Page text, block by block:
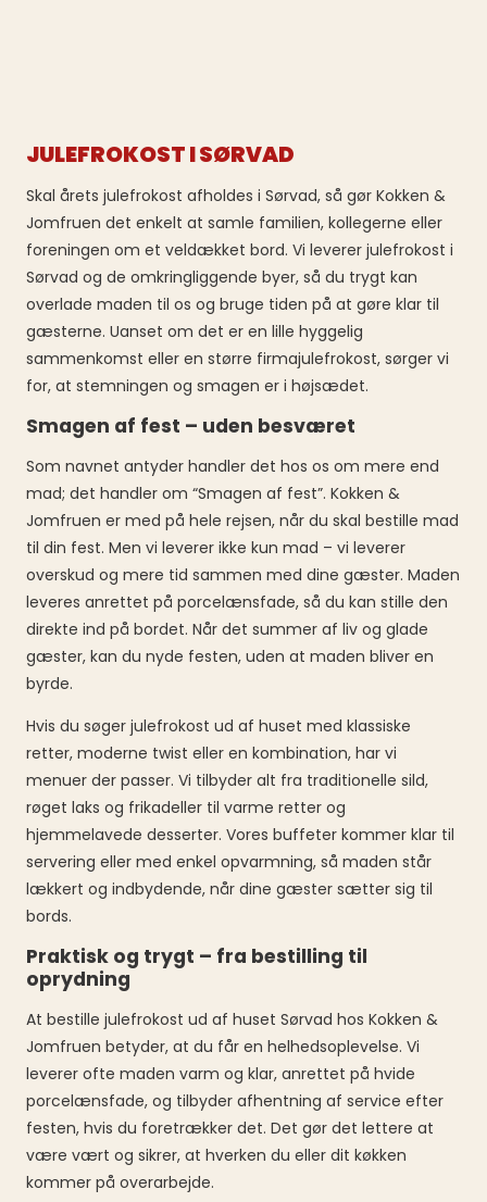
JULEFROKOST I SØRVAD
Skal årets julefrokost afholdes i Sørvad, så gør Kokken &
Jomfruen det enkelt at samle familien, kollegerne eller
foreningen om et veldækket bord. Vi leverer julefrokost i
Sørvad og de omkringliggende byer, så du trygt kan
overlade maden til os og bruge tiden på at gøre klar til
gæsterne. Uanset om det er en lille hyggelig
sammenkomst eller en større firmajulefrokost, sørger vi
for, at stemningen og smagen er i højsædet.
Smagen af fest – uden besværet
Som navnet antyder handler det hos os om mere end
mad; det handler om “Smagen af fest”. Kokken &
Jomfruen er med på hele rejsen, når du skal bestille mad
til din fest. Men vi leverer ikke kun mad – vi leverer
overskud og mere tid sammen med dine gæster. Maden
leveres anrettet på porcelænsfade, så du kan stille den
direkte ind på bordet. Når det summer af liv og glade
gæster, kan du nyde festen, uden at maden bliver en
byrde.
Hvis du søger julefrokost ud af huset med klassiske
retter, moderne twist eller en kombination, har vi
menuer der passer. Vi tilbyder alt fra traditionelle sild,
røget laks og frikadeller til varme retter og
hjemmelavede desserter. Vores buffeter kommer klar til
servering eller med enkel opvarmning, så maden står
lækkert og indbydende, når dine gæster sætter sig til
bords.
Praktisk og trygt – fra bestilling til
oprydning
At bestille julefrokost ud af huset Sørvad hos Kokken &
Jomfruen betyder, at du får en helhedsoplevelse. Vi
leverer ofte maden varm og klar, anrettet på hvide
porcelænsfade, og tilbyder afhentning af service efter
festen, hvis du foretrækker det. Det gør det lettere at
være vært og sikrer, at hverken du eller dit køkken
kommer på overarbejde.